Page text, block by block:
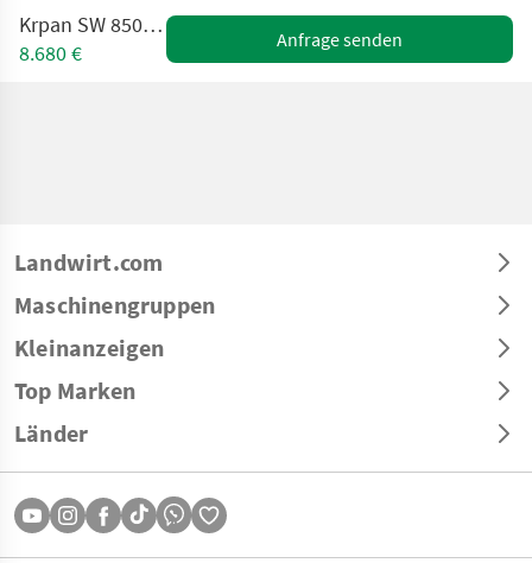
Krpan SW 850 Greenline
8.680 €
Anfrage senden
Landwirt.com
Maschinengruppen
Kleinanzeigen
Top Marken
Länder